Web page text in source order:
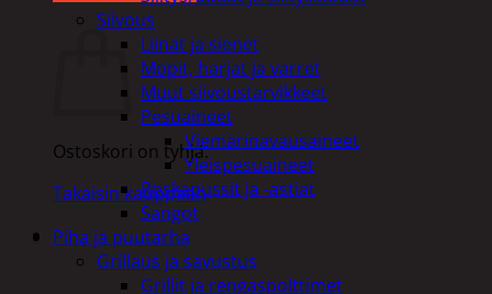
Ostoskori
Ostoskori on tyhjä.
Takaisin kauppaan
Siivous
Liinat ja sienet
Mopit, harjat ja varret
Muut siivoustarvikkeet
Pesuaineet
Viemärinavausaineet
Yleispesuaineet
Roskapussit ja -astiat
Sangot
Piha ja puutarha
Grillaus ja savustus
Grillit ja rengaspolttimet